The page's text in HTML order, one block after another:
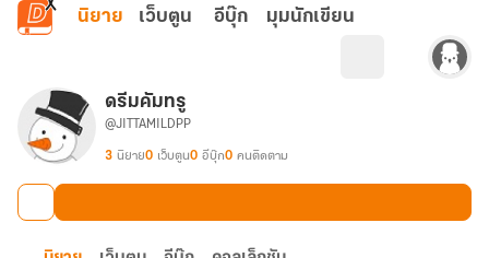
ข้ามไปยังเนื้อหาหลัก
นิยาย เว็บตูน อีบุ๊ก มุมนักเขียน
ดรีมคัมทรู
@JITTAMILDPP
3 นิยาย0 เว็บตูน0 อีบุ๊ก0 คนติดตาม